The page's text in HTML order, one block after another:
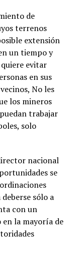
de
terrenos
extensión
un tiempo y
evitar
en sus
No les
los mineros
trabajar
solo
nacional
se
sólo a
con un
la mayoría de